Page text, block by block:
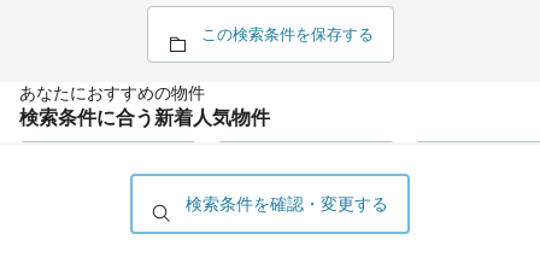
この検索条件を保存する
検索条件を確認・変更する
あなたにおすすめの物件
検索条件に合う新着人気物件